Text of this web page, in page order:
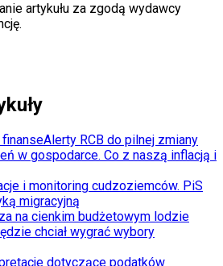
artykułu za zgodą wydawcy
Alerty RCB do pilnej zmiany
w gospodarce. Co z naszą inflacją i
i monitoring cudzoziemców. PiS
migracyjną
na cienkim budżetowym lodzie
chciał wygrać wybory
dotyczące podatków